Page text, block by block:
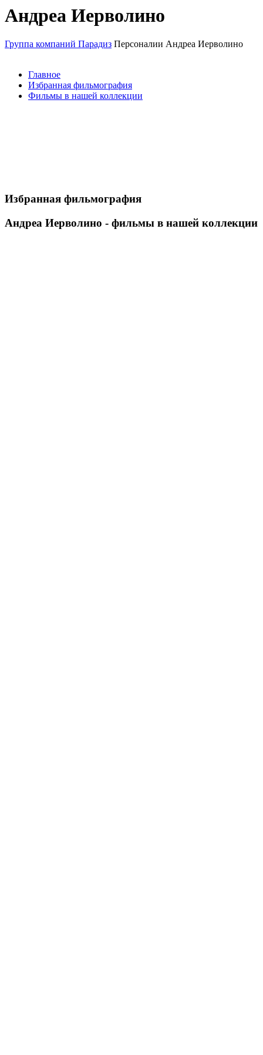
Андреа Иерволино
Группа компаний Парадиз Персоналии Андреа Иерволино
Главное
Избранная фильмография
Фильмы в нашей коллекции
Избранная фильмография
Андреа Иерволино - фильмы в нашей коллекции